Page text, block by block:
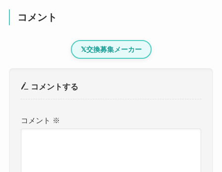
コメント
𝕏交換募集メーカー
コメントする
コメント ※